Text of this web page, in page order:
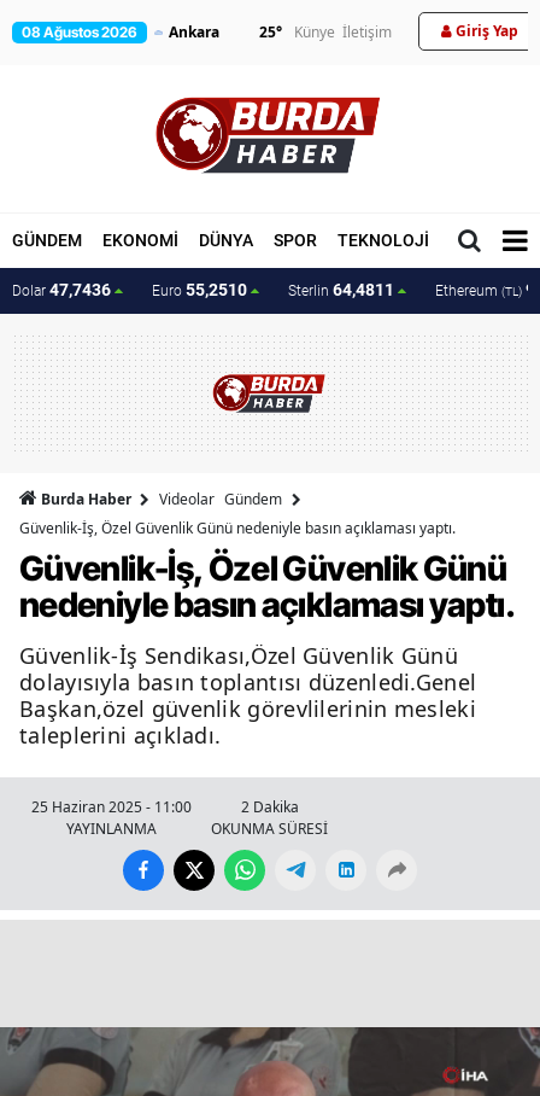
08 Ağustos 2026 25° Künye İletişim Giriş Yap
GÜNDEM EKONOMİ DÜNYA SPOR TEKNOLOJİ MAGAZİN
Dolar 47,7436 Euro 55,2510 Sterlin 64,4811 Ethereum (TL)
Burda Haber Videolar Gündem
Güvenlik-İş, Özel Güvenlik Günü nedeniyle basın açıklaması yaptı.
Güvenlik-İş, Özel Güvenlik Günü
nedeniyle basın açıklaması yaptı.
Güvenlik-İş Sendikası,Özel Güvenlik Günü
dolayısıyla basın toplantısı düzenledi.Genel
Başkan,özel güvenlik görevlilerinin mesleki
taleplerini açıkladı.
25 Haziran 2025 - 11:00
YAYINLANMA
2 Dakika
OKUNMA SÜRESİ